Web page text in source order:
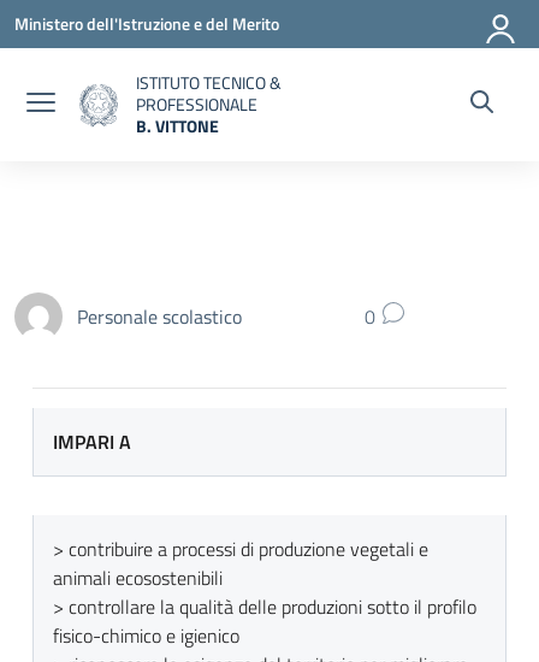
Vai ai contenuti
Vai al menu di navigazione
Vai al footer
Ministero dell'Istruzione e del Merito
ISTITUTO TECNICO &
PROFESSIONALE
B. VITTONE
IL PERCORSO DI STUDI
Personale scolastico 0
IMPARI A
> contribuire a processi di produzione vegetali e
animali ecosostenibili
> controllare la qualità delle produzioni sotto il profilo
fisico-chimico e igienico